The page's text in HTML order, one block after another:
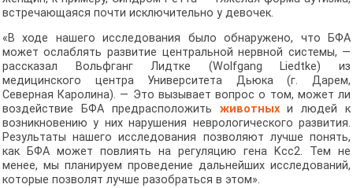
встречающаяся почти исключительно у девочек.
«В ходе нашего исследования было обнаружено, что БФА
может ослаблять развитие центральной нервной системы, —
рассказал Вольфганг Лидтке (Wolfgang Liedtke) из
медицинского центра Университета Дьюка (г. Дарем,
Северная Каролина). — Это вызывает вопрос о том, может ли
воздействие БФА предрасположить животныхи людей к
возникновению у них нарушения неврологического развития.
Результаты нашего исследования позволяют лучше понять,
как БФА может повлиять на регуляцию гена Kcc2. Тем не
менее, мы планируем проведение дальнейших исследований,
которые позволят лучше разобраться в этом».